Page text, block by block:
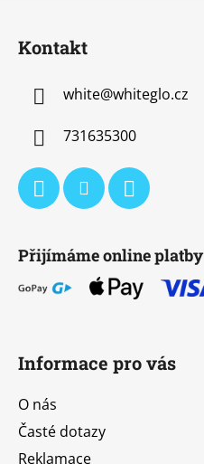
Kontakt
white@whiteglo.cz
731635300
Přijímáme online platby
Informace pro vás
O nás
Časté dotazy
Reklamace